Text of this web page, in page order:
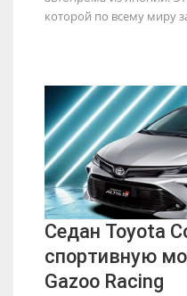
которой по всему миру
Седан Toyota
спортивную
Gazoo Racing